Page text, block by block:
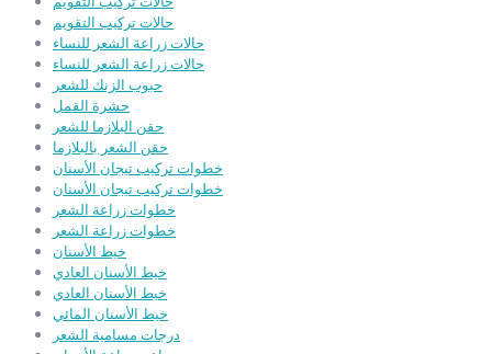
حالات تركيب التقويم
حالات زراعة الشعر للنساء
حالات زراعة الشعر للنساء
حبوب الزنك للشعر
حشرة القمل
حقن البلازما للشعر
حقن الشعر بالبلازما
خطوات تركيب تيجان الأسنان
خطوات تركيب تيجان الأسنان
خطوات زراعة الشعر
خطوات زراعة الشعر
خيط الأسنان
خيط الأسنان العادي
خيط الأسنان العادي
خيط الأسنان المائي
درجات مسامية الشعر